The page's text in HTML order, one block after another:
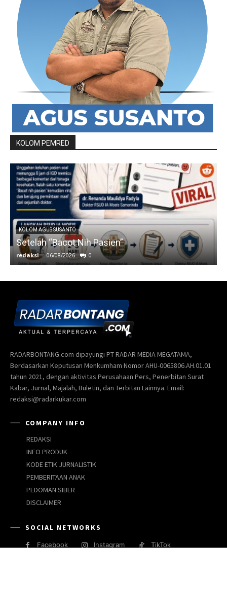
RADARBONTANG.com dipayungi PT RADAR MEDIA MEGATAMA,
Berdasarkan Keputusan Menkumham Nomor AHU-0065806.AH.01.01
tahun 2021, dengan aktivitas Perusahaan Pers, Penerbitan Surat
Kabar, Jurnal, Majalah, Buletin, dan Terbitan Lainnya. Email:
redaksi@radarkukar.com
COMPANY INFO
REDAKSI
INFO PRODUK
KODE ETIK JURNALISTIK
PEMBERITAAN ANAK
PEDOMAN SIBER
DISCLAIMER
SOCIAL NETWORKS
Facebook Instagram TikTok